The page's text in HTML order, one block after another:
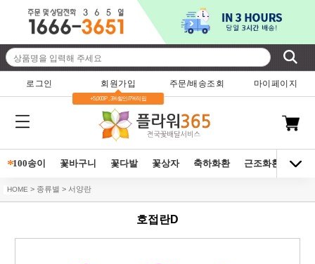
로그인 회원가입
+5,000P , 3%할인/7%적립
주문/배송조회 마이페이지
*100송이 꽃바구니 꽃다발 꽃상자 축하화환 근조화환 동양
HOME > 종류별 > 서양란
호접란D